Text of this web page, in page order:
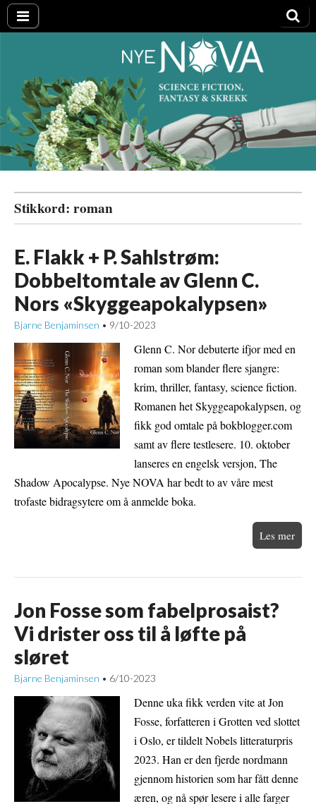
Nye NOVA
Stikkord: roman
E. Flakk + P. Sahlstrøm:
Dobbeltomtale av Glenn C.
Nors «Skyggeapokalypsen»
Bjarne Benjaminsen • 9/10-2023
Glenn C. Nor debuterte ifjor med en
roman som blander flere sjangre:
krim, thriller, fantasy, science fiction.
Romanen het Skyggeapokalypsen, og
fikk god omtale på bokblogger.com
samt av flere testlesere. 10. oktober
lanseres en engelsk versjon, The
Shadow Apocalypse. Nye NOVA har bedt to av våre mest
trofaste bidragsytere om å anmelde boka.
Les mer
Jon Fosse som fabelprosaist?
Vi drister oss til å løfte på
sløret
Bjarne Benjaminsen • 6/10-2023
Denne uka fikk verden vite at Jon
Fosse, forfatteren i Grotten ved slottet
i Oslo, er tildelt Nobels litteraturpris
2023. Han er den fjerde nordmann
gjennom historien som har fått denne
æren, og nå spør lesere i alle farger